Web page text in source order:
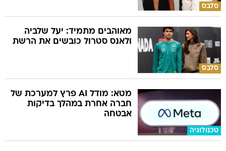
סלבס
סלבס
מאוהבים מתמיד: יעל שלביה
ולאנס סטרול כובשים את הרשת
טכנולוגיה
מטא: מודל AI פרץ למערכת של
חברה אחרת במהלך בדיקות
אבטחה